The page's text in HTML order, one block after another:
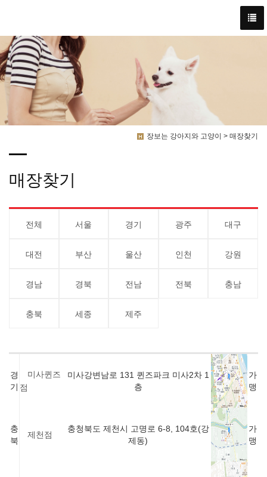
장보는 강아지와 고양이 > 매장찾기
매장찾기
전체 서울 경기 광주 대구
대전 부산 울산 인천 강원
경남 경북 전남 전북 충남
충북 세종 제주
경
기
미사퀸즈
점
미사강변남로 131 퀸즈파크 미사2차 1
층
가
맹
충
북
제천점
충청북도 제천시 고명로 6-8, 104호(강
제동)
가
맹